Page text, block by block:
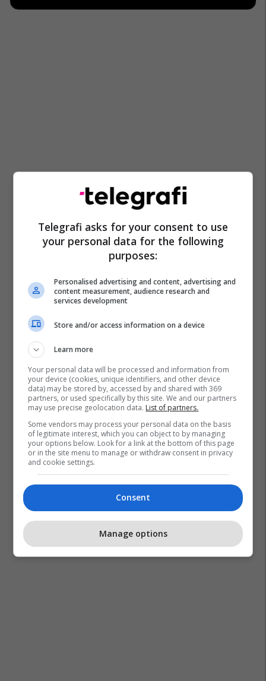
Telegrafi asks for your consent to use
your personal data for the following
purposes:
Personalised advertising and content, advertising and
content measurement, audience research and
services development
Store and/or access information on a device
Learn more
Your personal data will be processed and information from
your device (cookies, unique identifiers, and other device
data) may be stored by, accessed by and shared with 369
partners, or used specifically by this site. We and our partners
may use precise geolocation data. List of partners.
Some vendors may process your personal data on the basis
of legitimate interest, which you can object to by managing
your options below. Look for a link at the bottom of this page
or in the site menu to manage or withdraw consent in privacy
and cookie settings.
Consent
Manage options